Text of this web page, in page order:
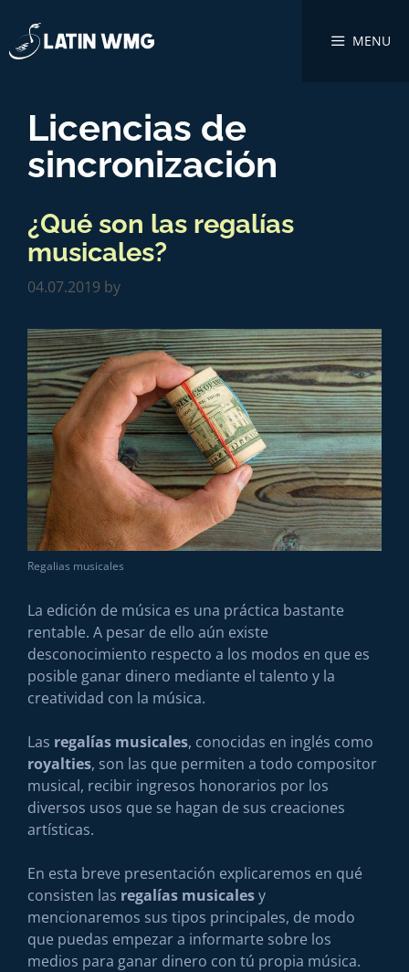
MENU
Licencias de
sincronización
¿Qué son las regalías
musicales?
04.07.2019 by
Regalias musicales
La edición de música es una práctica bastante
rentable. A pesar de ello aún existe
desconocimiento respecto a los modos en que es
posible ganar dinero mediante el talento y la
creatividad con la música.
Las regalías musicales, conocidas en inglés como
royalties, son las que permiten a todo compositor
musical, recibir ingresos honorarios por los
diversos usos que se hagan de sus creaciones
artísticas.
En esta breve presentación explicaremos en qué
consisten las regalías musicalesy
mencionaremos sus tipos principales, de modo
que puedas empezar a informarte sobre los
medios para ganar dinero con tú propia música.